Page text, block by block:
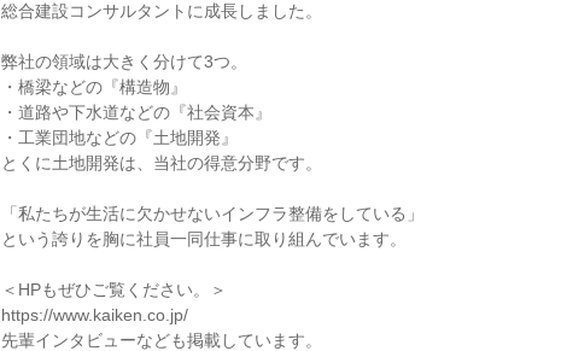
総合建設コンサルタントに成長しました。
弊社の領域は大きく分けて3つ。
・橋梁などの『構造物』
・道路や下水道などの『社会資本』
・工業団地などの『土地開発』
とくに土地開発は、当社の得意分野です。
「私たちが生活に欠かせないインフラ整備をしている」
という誇りを胸に社員一同仕事に取り組んでいます。
＜HPもぜひご覧ください。＞
https://www.kaiken.co.jp/
先輩インタビューなども掲載しています。